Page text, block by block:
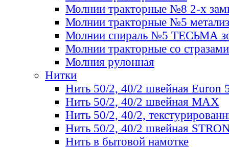
Молнии тракторные №8 2-х
Молнии тракторные №5
Молнии спираль №5 ТЕСЬМА
Молнии тракторные со стразами
Молния рулонная
Нитки
Нить 50/2, 40/2 швейная Euron
Нить 50/2, 40/2 швейная МАХ
Нить 50/2, 40/2,
Нить 50/2, 40/2 швейная
Нить в бытовой намотке